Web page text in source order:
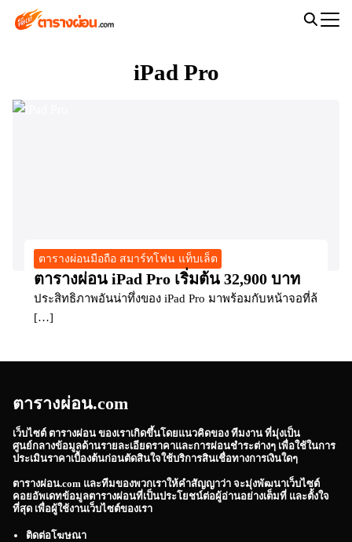
iPad Pro
ตารางผ่อนมือถือ สมาร์ทโฟน แท็บเล็ต
ตารางผ่อน iPad Pro เริ่มต้น 32,900 บาท
ประสิทธิภาพอันน่าทึ่งของ iPad Pro มาพร้อมกับหน้าจอที่ล้
[…]
ตารางผ่อน.com
เว็บไซต์ ตารางผ่อน ของเราเกิดขึ้นโดยแนวคิดของ ทีมงาน ที่มุ่งเป็น
ศูนย์กลางข้อมูลด้านรายละเอียดราคาและการผ่อนชำระต่างๆ เพื่อใช้ในการ
ประเมินราคาเบื้องต้นก่อนตัดสินใจใช้บริการสินเชื่อทางการเงินใดๆ
ตารางผ่อน.com และทีมของพวกเราให้คำสัญญาว่า จะมุ่งพัฒนาเว็บไซต์
คอยอัพเดทข้อมูลตารางผ่อนที่เป็นประโยชน์ต่อผู้อ่านอย่างเต็มที่ และตั้งใจ
ที่สุด เพื่อผู้ใช้งานเว็บไซต์ของเรา
ติดต่อโฆษณา